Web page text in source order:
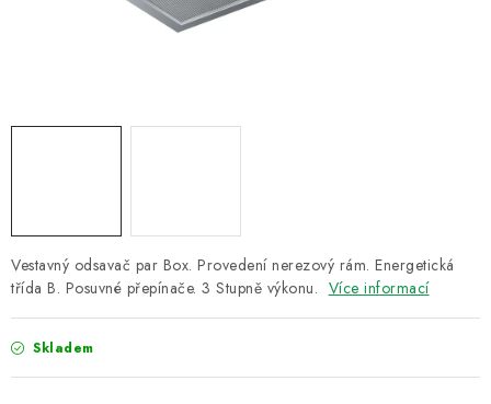
Vestavný odsavač par Box. Provedení nerezový rám. Energetická
třída B. Posuvné přepínače. 3 Stupně výkonu. Více informací
Skladem